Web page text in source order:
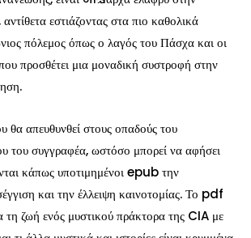
εστιάζοντας στα πιο καθολικά
πόλεμος όπως ο λαγός του Πάσχα και οι
προσθέτει μια μοναδική συστροφή στην
θα απευθυνθεί στους οπαδούς του
του συγγραφέα, ωστόσο μπορεί να αφήσει
κάπως υποτιμημένοι epub την
και την έλλειψη καινοτομίας. Το pdf
τη ζωή ενός μυστικού πράκτορα της CIA με